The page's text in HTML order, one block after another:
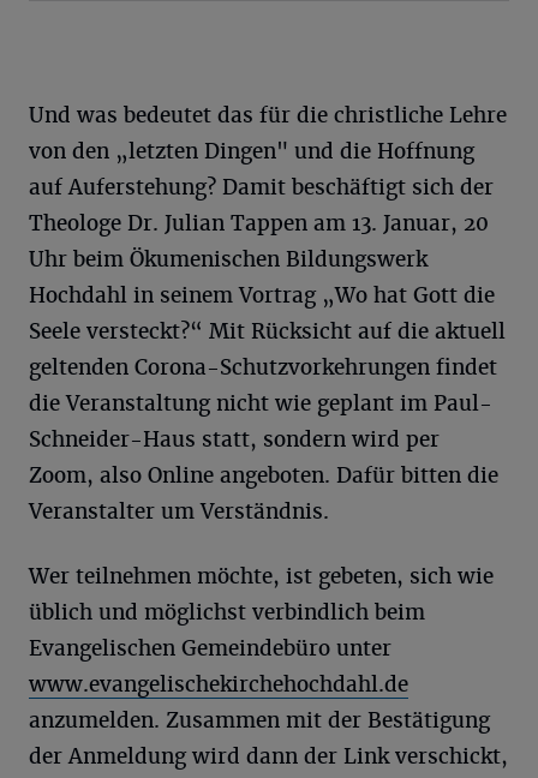
Und was bedeutet das für die christliche Lehre
von den „letzten Dingen" und die Hoffnung
auf Auferstehung? Damit beschäftigt sich der
Theologe Dr. Julian Tappen am 13. Januar, 20
Uhr beim Ökumenischen Bildungswerk
Hochdahl in seinem Vortrag „Wo hat Gott die
Seele versteckt?“ Mit Rücksicht auf die aktuell
geltenden Corona-Schutzvorkehrungen findet
die Veranstaltung nicht wie geplant im Paul-
Schneider-Haus statt, sondern wird per
Zoom, also Online angeboten. Dafür bitten die
Veranstalter um Verständnis.
Wer teilnehmen möchte, ist gebeten, sich wie
üblich und möglichst verbindlich beim
Evangelischen Gemeindebüro unter
www.evangelischekirchehochdahl.de
anzumelden. Zusammen mit der Bestätigung
der Anmeldung wird dann der Link verschickt,